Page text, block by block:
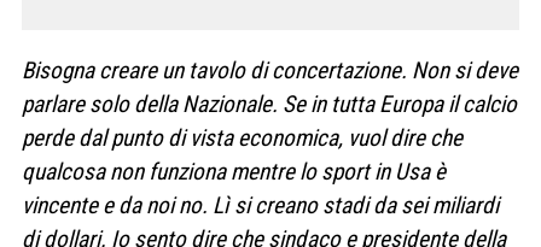
Bisogna creare un tavolo di concertazione. Non si deve
parlare solo della Nazionale. Se in tutta Europa il calcio
perde dal punto di vista economica, vuol dire che
qualcosa non funziona mentre lo sport in Usa è
vincente e da noi no. Lì si creano stadi da sei miliardi
di dollari. Io sento dire che sindaco e presidente della